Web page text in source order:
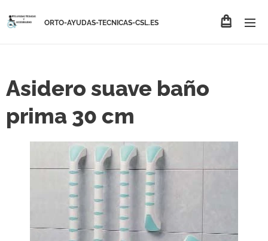
ORTO-AYUDAS-TECNICAS-CSL.ES
Asidero suave baño
prima 30 cm